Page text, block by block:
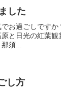
した
お過ごしです
と日光の紅葉
須...
し方